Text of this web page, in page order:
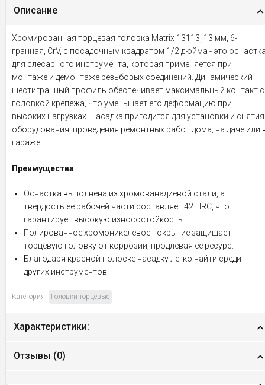
Описание
Хромированная торцевая головка Matrix 13113, 13 мм, 6-
гранная, CrV, с посадочным квадратом 1/2 дюйма - это
для слесарного инструмента, которая применяется при
монтаже и демонтаже резьбовых соединений. Динамический
шестигранный профиль обеспечивает максимальный контакт с
головкой крепежа, что уменьшает его деформацию при
высоких нагрузках. Насадка пригодится для установки и снятия
оборудования, проведения ремонтных работ дома, на даче или
гараже.
Преимущества
Оснастка выполнена из хромованадиевой стали, а
твердость ее рабочей части составляет 42 HRC, что
гарантирует высокую износостойкость.
Полированное хромоникелевое покрытие защищает
торцевую головку от коррозии, продлевая ее ресурс.
Благодаря красной полоске насадку легко найти среди
других инструментов.
Категория: Головки торцевые
Характеристики:
Отзывы (0)